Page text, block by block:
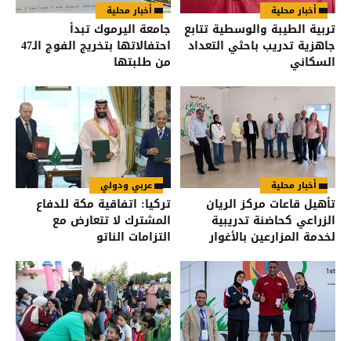
أخبار محلية
تربية الطيبة والوسطية تتابع
جاهزية تدريب باحثي التعداد
السكاني
أخبار محلية
جامعة اليرموك تبدأ
احتفالاتها بتخريج الفوج الـ47
من طلبتها
أخبار محلية
تأهيل قاعات مركز الريان
الزراعي كحاضنة تدريبية
لخدمة المزارعين بالأغوار
عربي ودولي
تركيا: اتفاقية مكة للدفاع
المشترك لا تتعارض مع
التزامات الناتو